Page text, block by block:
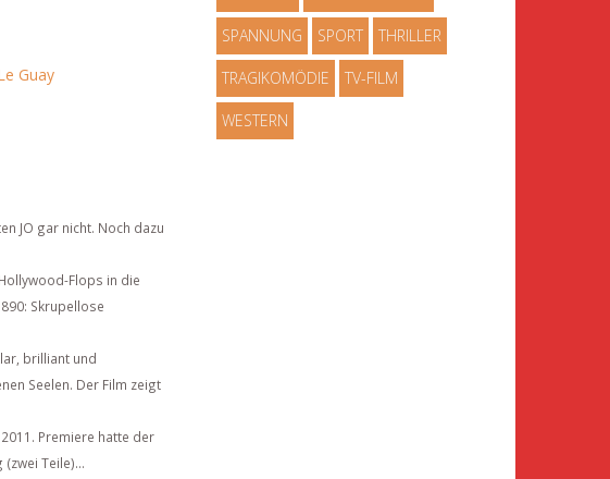
Guay
JO gar nicht. Noch dazu
Flops in die
Skrupellose
brilliant und
Seelen. Der Film zeigt
Premiere hatte der
Teile)...
SPANNUNG SPORT THRILLER
TRAGIKOMÖDIE TV-FILM
WESTERN